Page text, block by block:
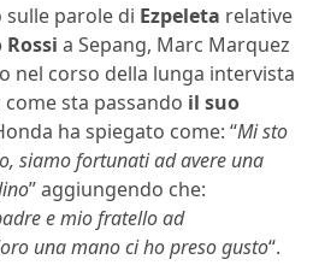
parole di Ezpeleta relative
a Sepang, Marc Marquez
nel corso della lunga intervista
sta passando il suo
ha spiegato come: “Mi sto
siamo fortunati ad avere una
” aggiungendo che:
e mio fratello ad
una mano ci ho preso gusto“.